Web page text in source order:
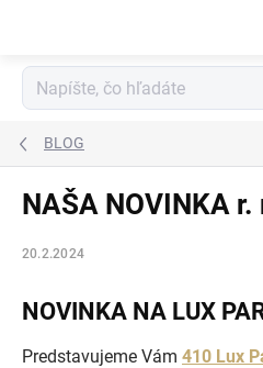
BLOG
NAŠA NOVINKA
20.2.2024
NOVINKA NA LUX
Predstavujeme Vám 410 Lux